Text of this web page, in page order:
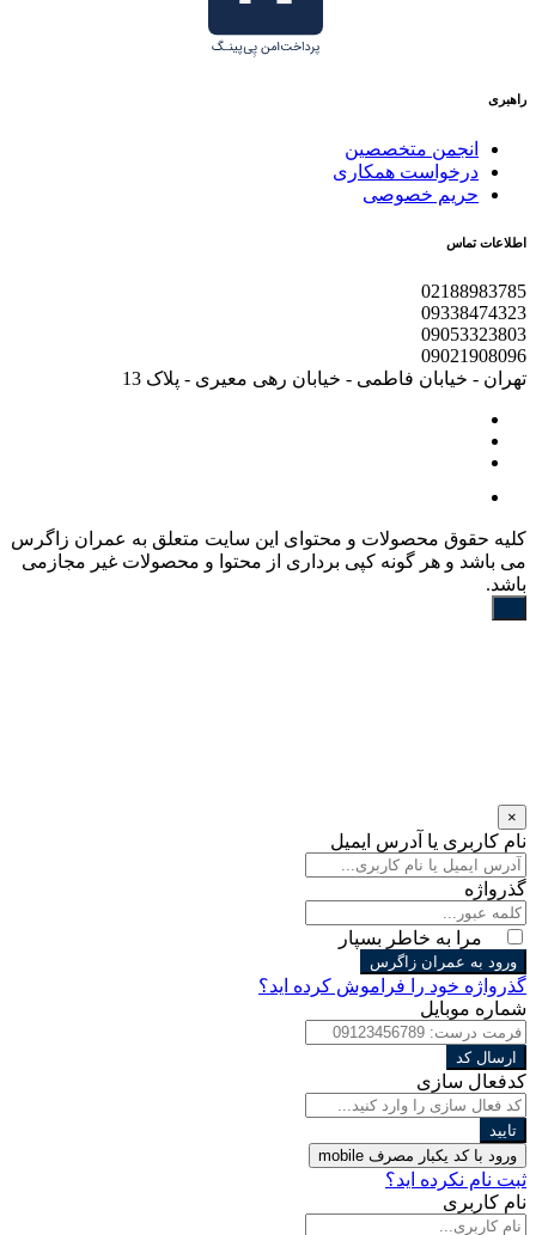
راهبری
انجمن متخصصین
درخواست همکاری
حریم خصوصی
اطلاعات تماس
02188983785
09338474323
09053323803
09021908096
تهران - خیابان فاطمی - خیابان رهی معیری - پلاک 13
کليه حقوق محصولات و محتوای اين سایت متعلق به عمران زاگرس
می باشد و هر گونه کپی برداری از محتوا و محصولات غیر مجازمی
باشد.
×
نام کاربری یا آدرس ایمیل
گذرواژه
مرا به خاطر بسپار
ورود به عمران زاگرس
گذرواژه خود را فراموش کرده اید؟
شماره موبایل
ارسال کد
کدفعال سازی
تایید
ورود با کد یکبار مصرف mobile
ثبت نام نکرده اید؟
نام کاربری